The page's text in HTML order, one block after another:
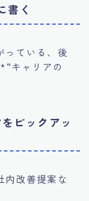
書く
っている、後
キャリアの
ピックアッ
内改善提案な